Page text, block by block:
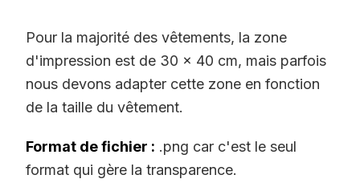
Pour la majorité des vêtements, la zone
d'impression est de 30 x 40 cm, mais parfois
nous devons adapter cette zone en fonction
de la taille du vêtement.
Format de fichier : .png car c'est le seul
format qui gère la transparence.